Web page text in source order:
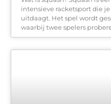
intensieve racketsport die
uitdaagt. Het spel wordt
waarbij twee spelers